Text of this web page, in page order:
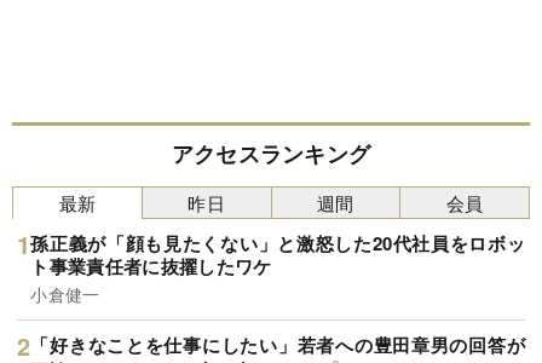
アクセスランキング
最新
孫正義が「顔も見たくない」と激怒した20代社員をロボッ
ト事業責任者に抜擢したワケ
小倉健一
「好きなことを仕事にしたい」若者への豊田章男の回答が
昨日 週間 会員